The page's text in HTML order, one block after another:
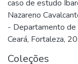
caso de estudo
Nazareno
- Departamento de
Ceará, Fortaleza,
Coleções